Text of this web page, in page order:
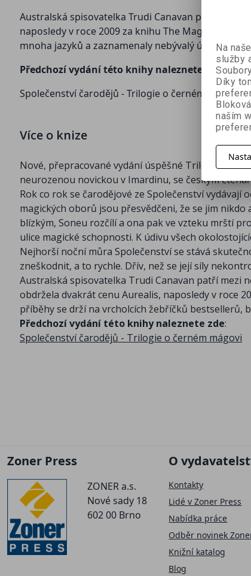
Australská spisovatelka Trudi Canavan patří mezi
naposledy v roce 2009 za knihu The Magician´s
mnoha jazyků a zaznamenaly nebývalý úspěch po
Předchozí vydání této knihy naleznete zde:
Společenství čarodějů - Trilogie o černém mágovi
Více o knize
Nové, přepracované vydání úspěšné Trilogie o
neurozenou novickou v Imardinu, se českým
Rok co rok se čarodějové ze Společenství
magických oborů jsou přesvědčeni, že se jim
blízkým, Soneu rozčílí a ona pak ve vzteku mrští
ulice magické schopnosti. K údivu všech
Nejhorší noční můra Společenství se stává
zneškodnit, a to rychle. Dřív, než se její síly
Australská spisovatelka Trudi Canavan patří mezi
obdržela dvakrát cenu Aurealis, naposledy v roce
příběhy se drží na vrcholcích žebříčků bestsellerů,
Předchozí vydání této knihy naleznete zde:
Společenství čarodějů - Trilogie o černém mágovi
Zoner Press
ZONER a.s.
Nové sady 18
602 00 Brno
O
Kontakty
Lidé v Zoner Press
Nabídka práce
Odběr novinek
Knižní katalog
Blog
Na
služby
Díky
naším